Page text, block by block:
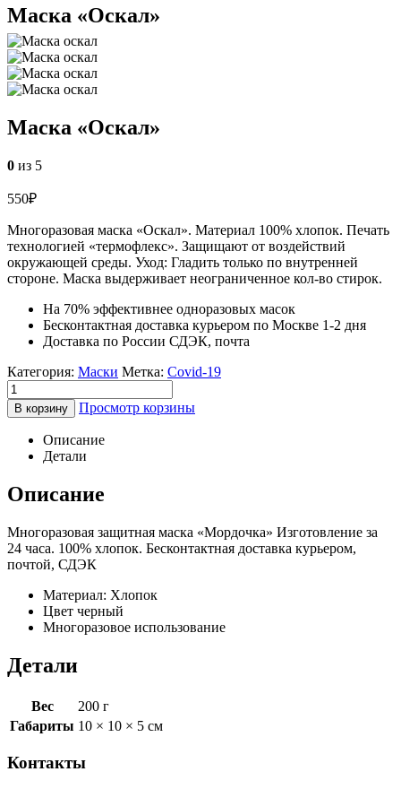
Маска «Оскал»
Маска «Оскал»
0 из 5
550₽
Многоразовая маска «Оскал». Материал 100% хлопок. Печать
технологией «термофлекс». Защищают от воздействий
окружающей среды. Уход: Гладить только по внутренней
стороне. Маска выдерживает неограниченное кол-во стирок.
На 70% эффективнее одноразовых масок
Бесконтактная доставка курьером по Москве 1-2 дня
Доставка по России СДЭК, почта
Категория: Маски Метка: Covid-19
В корзину Просмотр корзины
Описание
Детали
Описание
Многоразовая защитная маска «Мордочка» Изготовление за
24 часа. 100% хлопок. Бесконтактная доставка курьером,
почтой, СДЭК
Материал: Хлопок
Цвет черный
Многоразовое использование
Детали
Вес
200 г
Габариты 10 × 10 × 5 см
Контакты